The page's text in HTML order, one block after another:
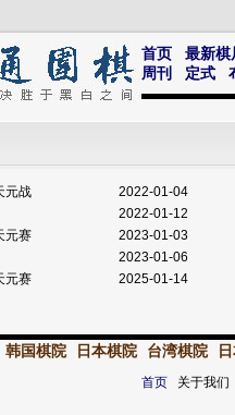
首页 最新棋
周刊
定式
元战 2022-01-04
2022-01-12
元赛 2023-01-03
2023-01-06
元赛 2025-01-14
韩国棋院 日本棋院 台湾棋院
首页关于我们